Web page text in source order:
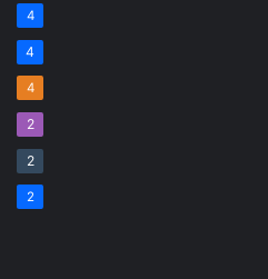
4
4
4
2
2
2